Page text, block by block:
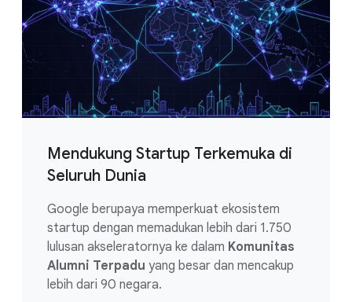
Mendukung Startup Terkemuka di
Seluruh Dunia
Google berupaya memperkuat ekosistem
startup dengan memadukan lebih dari 1.750
lulusan akseleratornya ke dalam Komunitas
Alumni Terpadu yang besar dan mencakup
lebih dari 90 negara.